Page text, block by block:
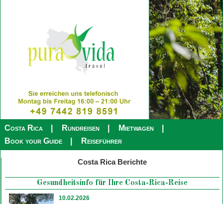
Costa Rica Rundreisen
Mietwagen
Book your Guide
Reiseführer
Costa Rica Berichte
Gesundheitsinfo für Ihre Costa-Rica-Reise
10.02.2026